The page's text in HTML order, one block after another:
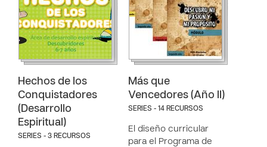
Hechos de los
Conquistadores
(Desarrollo
Espiritual)
SERIES - 3 RECURSOS
Más que
Vencedores (Año II)
SERIES - 14 RECURSOS
El diseño curricular
para el Programa de